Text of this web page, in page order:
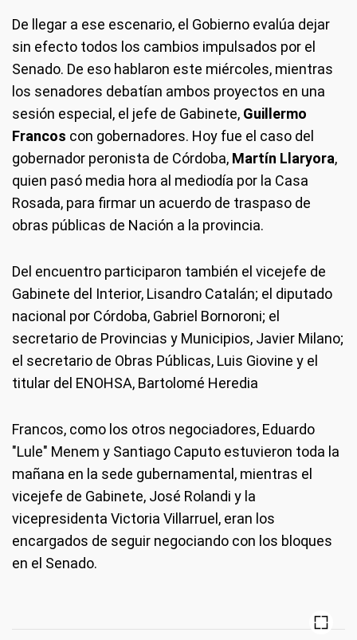
De llegar a ese escenario, el Gobierno evalúa dejar
sin efecto todos los cambios impulsados por el
Senado. De eso hablaron este miércoles, mientras
los senadores debatían ambos proyectos en una
sesión especial, el jefe de Gabinete, Guillermo
Francos con gobernadores. Hoy fue el caso del
gobernador peronista de Córdoba, Martín Llaryora,
quien pasó media hora al mediodía por la Casa
Rosada, para firmar un acuerdo de traspaso de
obras públicas de Nación a la provincia.
Del encuentro participaron también el vicejefe de
Gabinete del Interior, Lisandro Catalán; el diputado
nacional por Córdoba, Gabriel Bornoroni; el
secretario de Provincias y Municipios, Javier Milano;
el secretario de Obras Públicas, Luis Giovine y el
titular del ENOHSA, Bartolomé Heredia
Francos, como los otros negociadores, Eduardo
"Lule" Menem y Santiago Caputo estuvieron toda la
mañana en la sede gubernamental, mientras el
vicejefe de Gabinete, José Rolandi y la
vicepresidenta Victoria Villarruel, eran los
encargados de seguir negociando con los bloques
en el Senado.